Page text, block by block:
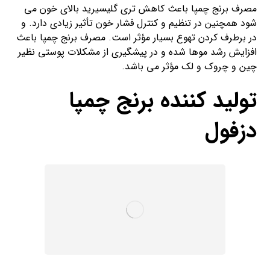
مصرف برنج چمپا باعث کاهش تری گلیسیرید بالای خون می
شود همچنین در تنظیم و کنترل فشار خون تأثیر زیادی دارد. و
در برطرف کردن تهوع بسیار مؤثر است. مصرف برنج چمپا باعث
افزایش رشد موها شده و در پیشگیری از مشکلات پوستی نظیر
چین و چروک و‌ لک مؤثر می باشد.
تولید کننده برنج چمپا
دزفول